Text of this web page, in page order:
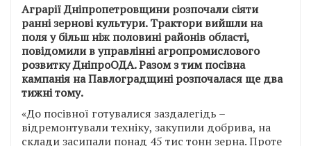
Аграрії Дніпропетровщини розпочали сіяти
ранні зернові культури. Трактори вийшли на
поля у більш ніж половині районів області,
повідомили в управлінні агропромислового
розвитку ДніпроОДА. Разом з тим посівна
кампанія на Павлоградщині розпочалася ще два
тижні тому.
«До посівної готувалися заздалегідь –
відремонтували техніку, закупили добрива, на
склади засипали понад 45 тис тонн зерна. Проте